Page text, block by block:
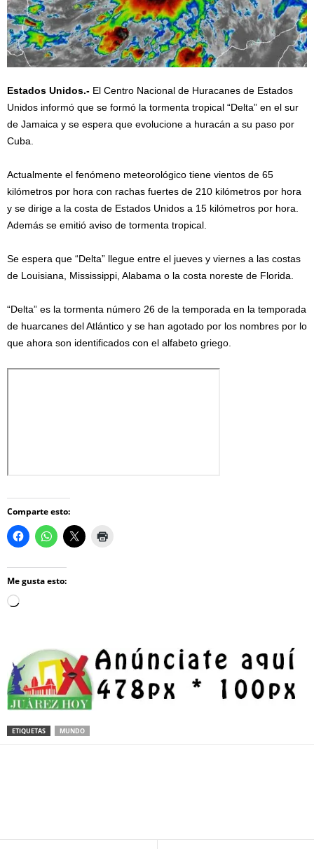
Estados Unidos.- El Centro Nacional de Huracanes de Estados
Unidos informó que se formó la tormenta tropical “Delta” en el sur
de Jamaica y se espera que evolucione a huracán a su paso por
Cuba.
Actualmente el fenómeno meteorológico tiene vientos de 65
kilómetros por hora con rachas fuertes de 210 kilómetros por hora
y se dirige a la costa de Estados Unidos a 15 kilómetros por hora.
Además se emitió aviso de tormenta tropical.
Se espera que “Delta” llegue entre el jueves y viernes a las costas
de Louisiana, Mississippi, Alabama o la costa noreste de Florida.
“Delta” es la tormenta número 26 de la temporada en la temporada
de huarcanes del Atlántico y se han agotado por los nombres por lo
que ahora son identificados con el alfabeto griego.
Comparte esto:
Me gusta esto:
Loading…
ETIQUETAS MUNDO